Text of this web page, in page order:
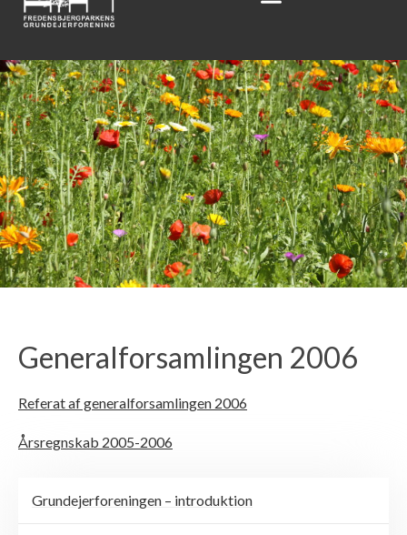
Grundejerforeningen – introduktion
Generalforsamlingen 2006
Referat af generalforsamlingen 2006
Årsregnskab 2005-2006